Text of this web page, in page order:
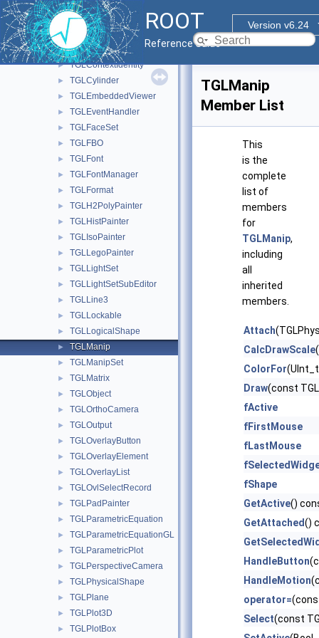
ROOT
Version v6.24
Reference Guide
► TGLClipSetSubEditor
► TGLColor
► TGLColorSet
► TGLContext
► TGLContextIdentity
► TGLCylinder
► TGLEmbeddedViewer
► TGLEventHandler
► TGLFaceSet
► TGLFBO
► TGLFont
► TGLFontManager
► TGLFormat
► TGLH2PolyPainter
► TGLHistPainter
► TGLIsoPainter
► TGLLegoPainter
► TGLLightSet
► TGLLightSetSubEditor
► TGLLine3
► TGLLockable
► TGLLogicalShape
► TGLManip
► TGLManipSet
► TGLMatrix
► TGLObject
► TGLOrthoCamera
► TGLOutput
► TGLOverlayButton
► TGLOverlayElement
► TGLOverlayList
► TGLOvlSelectRecord
► TGLPadPainter
► TGLParametricEquation
► TGLParametricEquationGL
► TGLParametricPlot
► TGLPerspectiveCamera
► TGLPhysicalShape
► TGLPlane
► TGLPlot3D
► TGLPlotBox
TGLManip
Member List
This
is the
complete
list of
members
for
TGLManip,
including
all
inherited
members.
Attach
CalcDrawScale
ColorFor
Draw(const
fActive
fFirstMouse
fLastMouse
fShape
GetActive()
GetAttached()
HandleButton
HandleMotion
operator=
Select(const